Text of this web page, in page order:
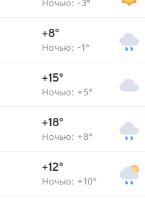
Ночью: -3°
+8°
Ночью: -1°
+15°
Ночью: +5°
+18°
Ночью: +8°
+12°
Ночью: +10°